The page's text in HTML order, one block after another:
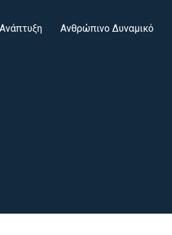
Ανθρώπινο Δυναμικό